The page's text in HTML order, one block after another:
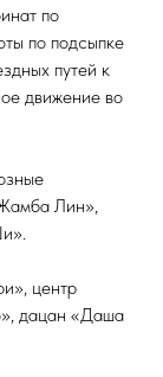
по
по подсыпке
путей к
движение во
Лин»,
центр
дацан «Даша